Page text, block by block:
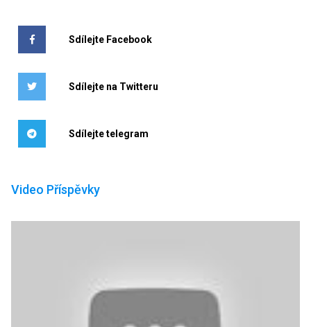
Sdílejte Facebook
Sdílejte na Twitteru
Sdílejte telegram
Video Příspěvky